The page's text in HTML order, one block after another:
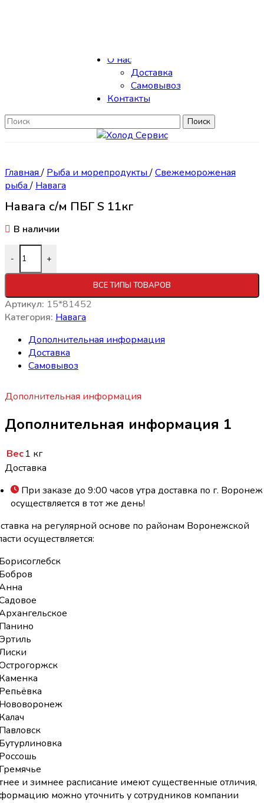
О нас
Доставка
Самовывоз
Контакты
Поиск
Главная/ Рыба и морепродукты/Свежемороженая
рыба/ Навага
Навага с/м ПБГ S 11кг
В наличии
- +
ВСЕ ТИПЫ ТОВАРОВ
Артикул: 15*81452
Категория: Навага
Дополнительная информация
Доставка
Самовывоз
Дополнительная информация
Дополнительная информация 1
Вес1 кг
Доставка
При заказе до 9:00 часов утра доставка по г. Воронеж
осуществляется в тот же день!
на регулярной основе по районам Воронежской
осуществляется:
и зимнее расписание имеют существенные отличия,
можно уточнить у сотрудников компании